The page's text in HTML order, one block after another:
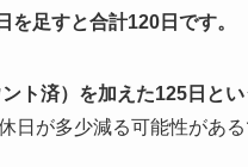
足すと合計120日です。
ト済）を加えた125日と
が多少減る可能性がある